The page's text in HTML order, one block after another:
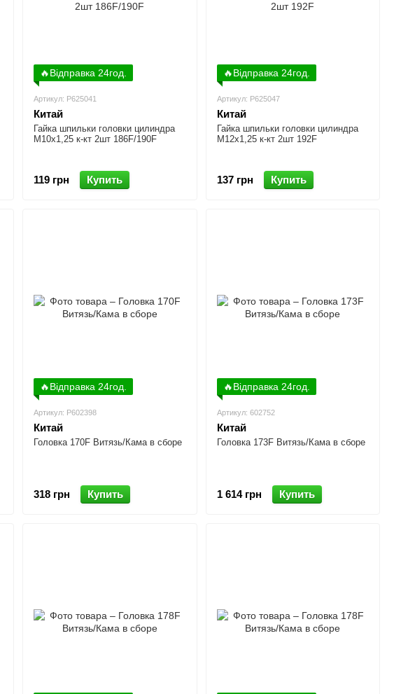
🔥Відправка 24год.
Артикул: P625041
Китай
Гайка шпильки головки цилиндра
М10x1,25 к-кт 2шт 186F/190F
119 грн Купить
🔥Відправка 24год.
Артикул: P625047
Китай
Гайка шпильки головки цилиндра
М12x1,25 к-кт 2шт 192F
137 грн Купить
🔥Відправка 24год.
Артикул: P602398
Китай
Головка 170F Витязь/Кама в сборе
318 грн Купить
🔥Відправка 24год.
Артикул: 602752
Китай
Головка 173F Витязь/Кама в сборе
1 614 грн Купить